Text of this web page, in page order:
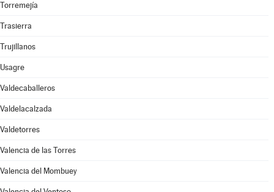
Torremejía
Trasierra
Trujillanos
Usagre
Valdecaballeros
Valdelacalzada
Valdetorres
Valencia de las Torres
Valencia del Mombuey